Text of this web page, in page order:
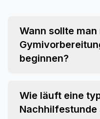
Wann sollte man
beginnen?
Wie läuft eine
Nachhilfestunde